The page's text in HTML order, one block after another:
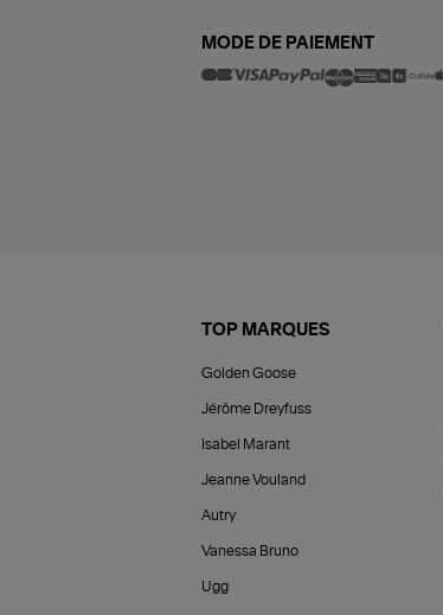
MODE DE PAIEMENT
TOP MARQUES
Golden Goose
Jérôme Dreyfuss
Isabel Marant
Jeanne Vouland
Autry
Vanessa Bruno
Ugg